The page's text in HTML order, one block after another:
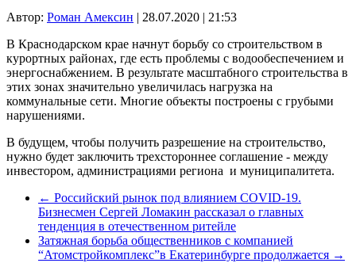
Автор: Роман Амексин | 28.07.2020 | 21:53
В Краснодарском крае начнут борьбу со строительством в
курортных районах, где есть проблемы с водообеспечением и
энергоснабжением. В результате масштабного строительства в
этих зонах значительно увеличилась нагрузка на
коммунальные сети. Многие объекты построены с грубыми
нарушениями.
В будущем, чтобы получить разрешение на строительство,
нужно будет заключить трехстороннее соглашение - между
инвестором, администрациями региона и муниципалитета.
← Российский рынок под влиянием COVID-19.
Бизнесмен Сергей Ломакин рассказал о главных
тенденция в отечественном ритейле
Затяжная борьба общественников с компанией
“Атомстройкомплекс”в Екатеринбурге продолжается →